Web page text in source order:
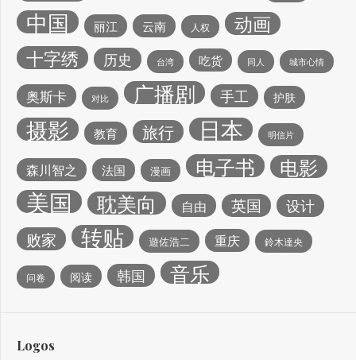
中国 丽江 云南 人权 动画
十字绣 历史 台湾 吃货 同人 城市心情
奥斯卡 对比 广播剧 手工 护肤
摄影 教育 旅行 日本 明信片
森川智之 法国 漫画 电子书 电影
美国 耽美向 自由 英国 设计
败家 转贴 遊佐浩二 重庆 鈴木達央
问卷 阅读 韩国 音乐
Logos